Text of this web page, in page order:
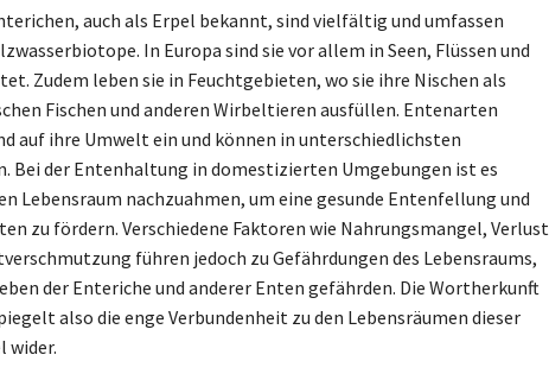
auch als Erpel bekannt, sind vielfältig und umfassen
In Europa sind sie vor allem in Seen, Flüssen und
Zudem leben sie in Feuchtgebieten, wo sie ihre Nischen als
Fischen und anderen Wirbeltieren ausfüllen. Entenarten
auf ihre Umwelt ein und können in unterschiedlichsten
Bei der Entenhaltung in domestizierten Umgebungen ist es
Lebensraum nachzuahmen, um eine gesunde Entenfellung und
zu fördern. Verschiedene Faktoren wie Nahrungsmangel, Verlust
führen jedoch zu Gefährdungen des Lebensraums,
der Enteriche und anderer Enten gefährden. Die Wortherkunft
also die enge Verbundenheit zu den Lebensräumen dieser
wider.